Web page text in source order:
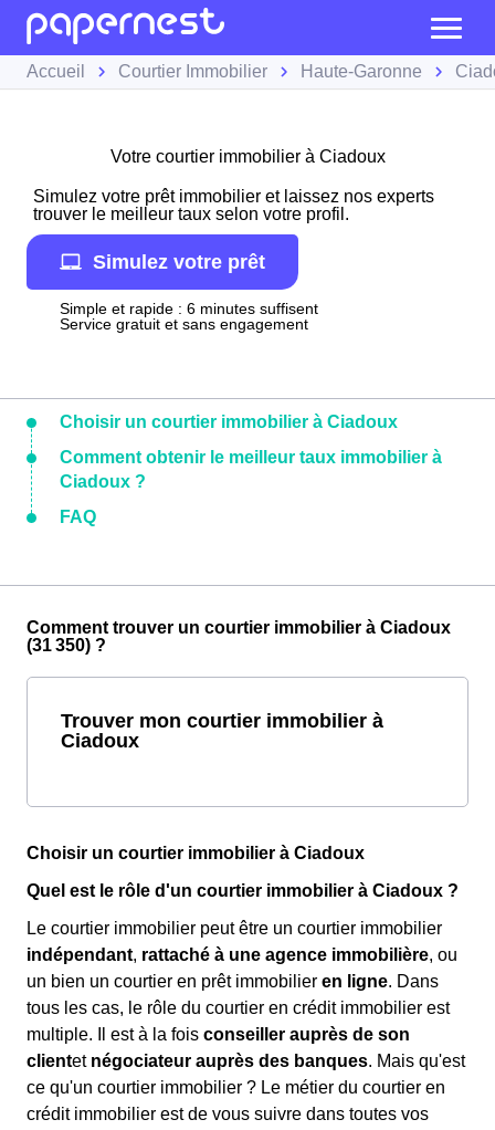
Accueil Courtier Immobilier Haute-Garonne
Votre courtier immobilier à Ciadoux
Simulez votre prêt immobilier et laissez nos experts
trouver le meilleur taux selon votre profil.
Simulez votre prêt
Simple et rapide : 6 minutes suffisent
Service gratuit et sans engagement
Choisir un courtier immobilier à Ciadoux
Comment obtenir le meilleur taux immobilier à
Ciadoux ?
FAQ
Comment trouver un courtier immobilier à Ciadoux
(31 350) ?
Trouver mon courtier immobilier à
Ciadoux
Choisir un courtier immobilier à Ciadoux
Quel est le rôle d'un courtier immobilier à Ciadoux ?
Le courtier immobilier peut être un courtier immobilier
indépendant, rattaché à une agence immobilière, ou
un bien un courtier en prêt immobilier en ligne. Dans
tous les cas, le rôle du courtier en crédit immobilier est
multiple. Il est à la fois conseiller auprès de son
clientet négociateur auprès des banques. Mais qu'est
ce qu'un courtier immobilier ? Le métier du courtier en
crédit immobilier est de vous suivre dans toutes vos